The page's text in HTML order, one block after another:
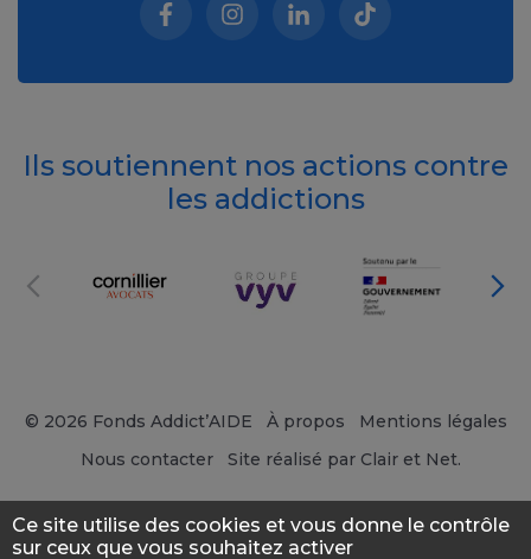
Facebook (nouvelle fenêtre)
Instagram (nouvelle fenêtre)
Linkedin (nouvelle
Tiktok (nouvelle
Ils soutiennent nos actions contre
les addictions
© 2026 Fonds Addict’AIDE À propos
Mentions légales
Nous contacter
Site réalisé par Clair et Net.
Ce site utilise des cookies et vous donne le contrôle
sur ceux que vous souhaitez activer